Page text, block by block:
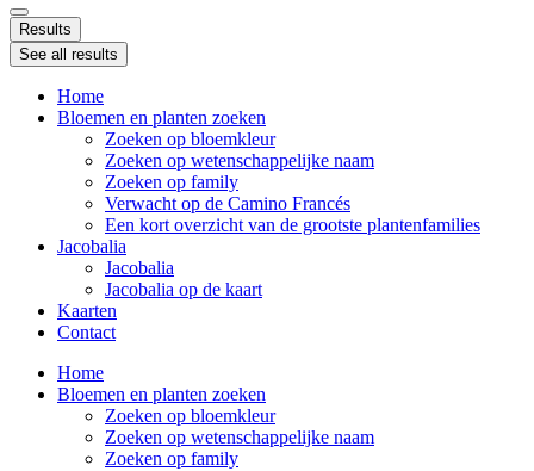
Results
See all results
Home
Bloemen en planten zoeken
Zoeken op bloemkleur
Zoeken op wetenschappelijke naam
Zoeken op family
Verwacht op de Camino Francés
Een kort overzicht van de grootste plantenfamilies
Jacobalia
Jacobalia
Jacobalia op de kaart
Kaarten
Contact
Home
Bloemen en planten zoeken
Zoeken op bloemkleur
Zoeken op wetenschappelijke naam
Zoeken op family